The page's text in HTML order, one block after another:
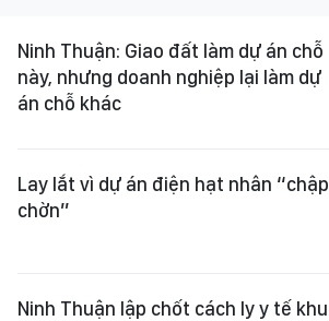
Ninh Thuận: Giao đất làm dự án chỗ
này, nhưng doanh nghiệp lại làm dự
án chỗ khác
Lay lắt vì dự án điện hạt nhân “chập
chờn”
Ninh Thuận lập chốt cách ly y tế khu